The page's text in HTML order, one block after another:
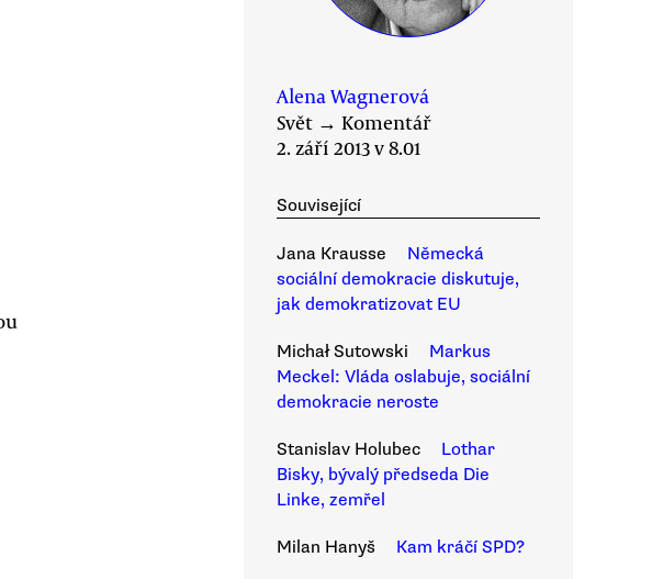
Alena Wagnerová
Svět → Komentář
2. září 2013 v 8.01
Související
Jana Krausse
Německá
sociální demokracie diskutuje,
jak demokratizovat EU
Michał Sutowski
Markus
Meckel: Vláda oslabuje, sociální
demokracie neroste
Stanislav Holubec
Lothar
Bisky, bývalý předseda Die
Linke, zemřel
Milan Hanyš Kam kráčí SPD?